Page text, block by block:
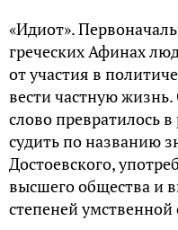
«Идиот».
греческих Афинах
от участия в
вести частную
слово превратилось
судить по названию
Достоевского,
высшего общества и
степеней умственной